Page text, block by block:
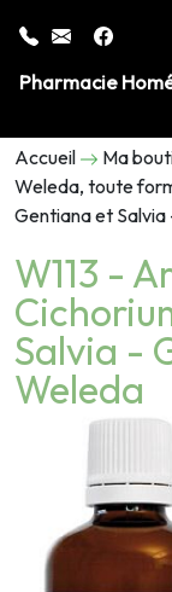
Pharmacie
Accueil Ma
Weleda, toute
Gentiana et
W113 -
Salvia -
Weleda